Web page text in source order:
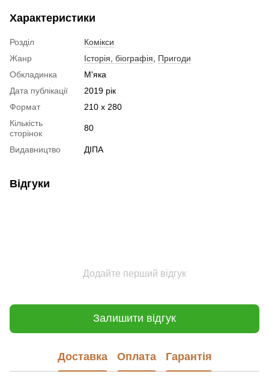
Характеристики
Розділ
Комікси
Жанр
Історія, біографія
Пригоди
Обкладинка
М'яка
Дата публікації
2019 рік
Формат
210 x 280
Кількість
сторінок
80
Видавництво ДІПА
Відгуки
Додайте перший відгук
Залишити відгук
Доставка Оплата Гарантія